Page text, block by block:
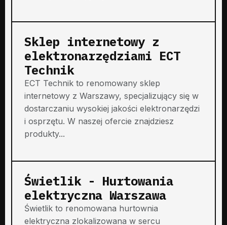
Sklep internetowy z
elektronarzędziami ECT
Technik
ECT Technik to renomowany sklep
internetowy z Warszawy, specjalizujący się w
dostarczaniu wysokiej jakości elektronarzędzi
i osprzętu. W naszej ofercie znajdziesz
produkty...
Świetlik - Hurtowania
elektryczna Warszawa
Świetlik to renomowana hurtownia
elektryczna zlokalizowana w sercu